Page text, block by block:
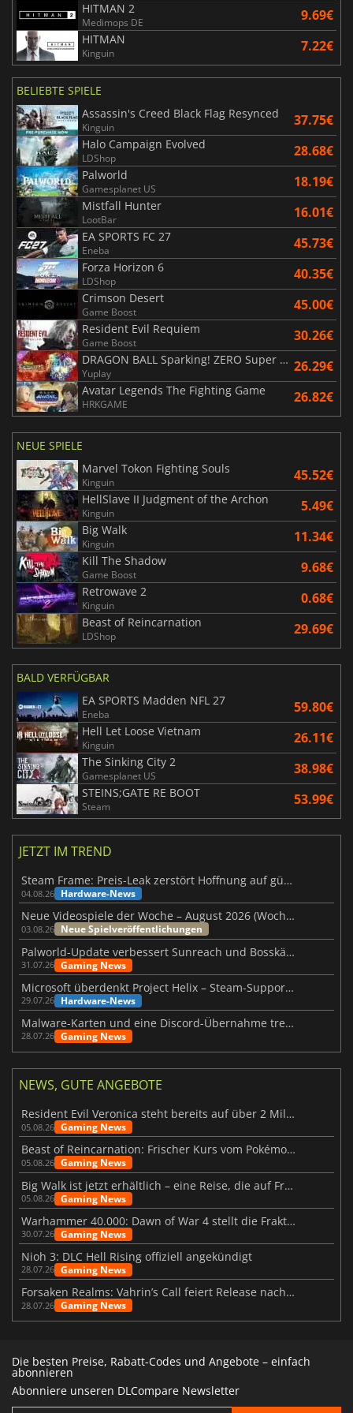
HITMAN 2
Medimops DE 9.69€
HITMAN
Kinguin 7.22€
BELIEBTE SPIELE
Assassin's Creed Black Flag Resynced
Kinguin 37.75€
Halo Campaign Evolved
LDShop 28.68€
Palworld
Gamesplanet US 18.19€
Mistfall Hunter
LootBar 16.01€
EA SPORTS FC 27
Eneba 45.73€
Forza Horizon 6
LDShop 40.35€
Crimson Desert
Game Boost 45.00€
Resident Evil Requiem
Game Boost 30.26€
DRAGON BALL Sparking! ZERO Super Limit Breaking NEO
Yuplay 26.29€
Avatar Legends The Fighting Game
HRKGAME 26.82€
NEUE SPIELE
Marvel Tokon Fighting Souls
Kinguin 45.52€
HellSlave II Judgment of the Archon
Kinguin 5.49€
Big Walk
Kinguin 11.34€
Kill The Shadow
Game Boost 9.68€
Retrowave 2
Kinguin 0.68€
Beast of Reincarnation
LDShop 29.69€
BALD VERFÜGBAR
EA SPORTS Madden NFL 27
Eneba 59.80€
Hell Let Loose Vietnam
Kinguin 26.11€
The Sinking City 2
Gamesplanet US 38.98€
STEINS;GATE RE BOOT
Steam 53.99€
JETZT IM TREND
Steam Frame: Preis-Leak zerstört Hoffnung auf günstiges VR-Headset
04.08.26 Hardware-News
Neue Videospiele der Woche – August 2026 (Woche 32)
03.08.26 Neue Spielveröffentlichungen
Palworld-Update verbessert Sunreach und Bosskämpfe deutlich
31.07.26 Gaming News
Microsoft überdenkt Project Helix – Steam-Support gefährdet
29.07.26 Hardware-News
Malware-Karten und eine Discord-Übernahme treffen Meccha Chameleon
28.07.26 Gaming News
NEWS, GUTE ANGEBOTE
Resident Evil Veronica steht bereits auf über 2 Millionen Wunschlisten
05.08.26 Gaming News
Beast of Reincarnation: Frischer Kurs vom Pokémon-Studio
05.08.26 Gaming News
Big Walk ist jetzt erhältlich – eine Reise, die auf Freundschaft basiert
05.08.26 Gaming News
Warhammer 40.000: Dawn of War 4 stellt die Fraktion der Necrons vor
30.07.26 Gaming News
Nioh 3: DLC Hell Rising offiziell angekündigt
28.07.26 Gaming News
Forsaken Realms: Vahrin’s Call feiert Release nach 10 Jahren
28.07.26 Gaming News
Die besten Preise, Rabatt-Codes und Angebote – einfach
abonnieren
Abonniere unseren DLCompare Newsletter